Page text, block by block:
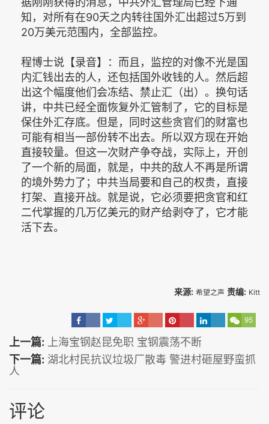
知，对所有在90天之内转往国外汇出超过5万到
20万美元范围内，全部监控。
程博士说【录音】：而且，监控的对像不光是国
内汇钱出去的人，还包括国外收钱的人。然后超
出这个幅度他们会冻结、禁止汇（出）。换句话
讲，中共已经全面恢复外汇管制了，它的目标是
保住外汇存底。但是，同时这些贪官们的财富也
可能有相当一部份转不出去。所以双方现在开始
直接较量。但这一次财产争夺战，实际上，开创
了一个新的局面，就是，中共的敌人不再是所谓
的境外势力了；中共当局要和自己的权贵，直接
打架、直接开战。就是说，它必须要把贪官和红
二代掌握的几万亿美元的财产给剥夺了，它才能
活下去。
来源: 希望之声 责编: Kitt
95
上一篇:
上海宝钢赵昆免职 宝钢震荡不断
下一篇: 湖北村民抗议垃圾厂散毒 警进村砸屋野蛮抓
人
评论